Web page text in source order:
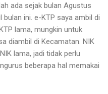
ada sejak bulan Agustus
ini. e-KTP saya ambil di
lama, mungkin untuk
diambil di Kecamatan. NIK
lama, jadi tidak perlu
beberapa hal memakai